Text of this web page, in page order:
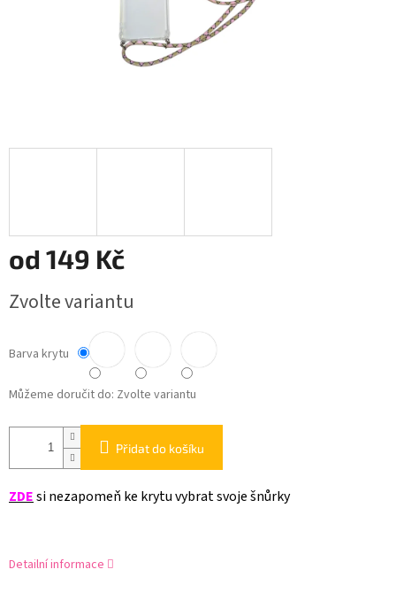
od 149 Kč
cena:
Zvolte variantu
Barva krytu
Můžeme doručit do: Zvolte variantu
Přidat do košíku
ZDEsi nezapomeň ke krytu vybrat svoje šnůrky
Detailní informace